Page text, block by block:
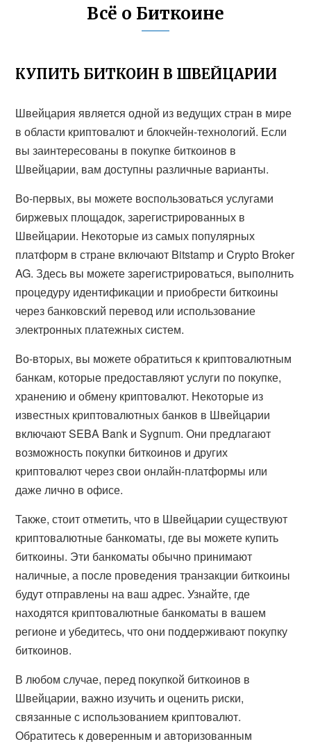
Всё о Биткоине
КУПИТЬ БИТКОИН В ШВЕЙЦАРИИ
Швейцария является одной из ведущих стран в мире
в области криптовалют и блокчейн-технологий. Если
вы заинтересованы в покупке биткоинов в
Швейцарии, вам доступны различные варианты.
Во-первых, вы можете воспользоваться услугами
биржевых площадок, зарегистрированных в
Швейцарии. Некоторые из самых популярных
платформ в стране включают Bitstamp и Crypto Broker
AG. Здесь вы можете зарегистрироваться, выполнить
процедуру идентификации и приобрести биткоины
через банковский перевод или использование
электронных платежных систем.
Во-вторых, вы можете обратиться к криптовалютным
банкам, которые предоставляют услуги по покупке,
хранению и обмену криптовалют. Некоторые из
известных криптовалютных банков в Швейцарии
включают SEBA Bank и Sygnum. Они предлагают
возможность покупки биткоинов и других
криптовалют через свои онлайн-платформы или
даже лично в офисе.
Также, стоит отметить, что в Швейцарии существуют
криптовалютные банкоматы, где вы можете купить
биткоины. Эти банкоматы обычно принимают
наличные, а после проведения транзакции биткоины
будут отправлены на ваш адрес. Узнайте, где
находятся криптовалютные банкоматы в вашем
регионе и убедитесь, что они поддерживают покупку
биткоинов.
В любом случае, перед покупкой биткоинов в
Швейцарии, важно изучить и оценить риски,
связанные с использованием криптовалют.
Обратитесь к доверенным и авторизованным